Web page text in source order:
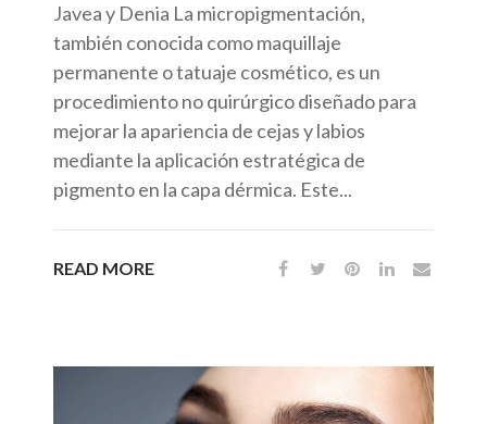
Javea y Denia La micropigmentación,
también conocida como maquillaje
permanente o tatuaje cosmético, es un
procedimiento no quirúrgico diseñado para
mejorar la apariencia de cejas y labios
mediante la aplicación estratégica de
pigmento en la capa dérmica. Este...
READ MORE